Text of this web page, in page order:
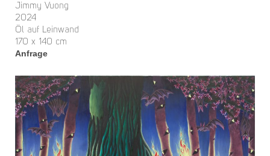
Jimmy Vuong
2024
Öl auf Leinwand
170 x 140 cm
Anfrage